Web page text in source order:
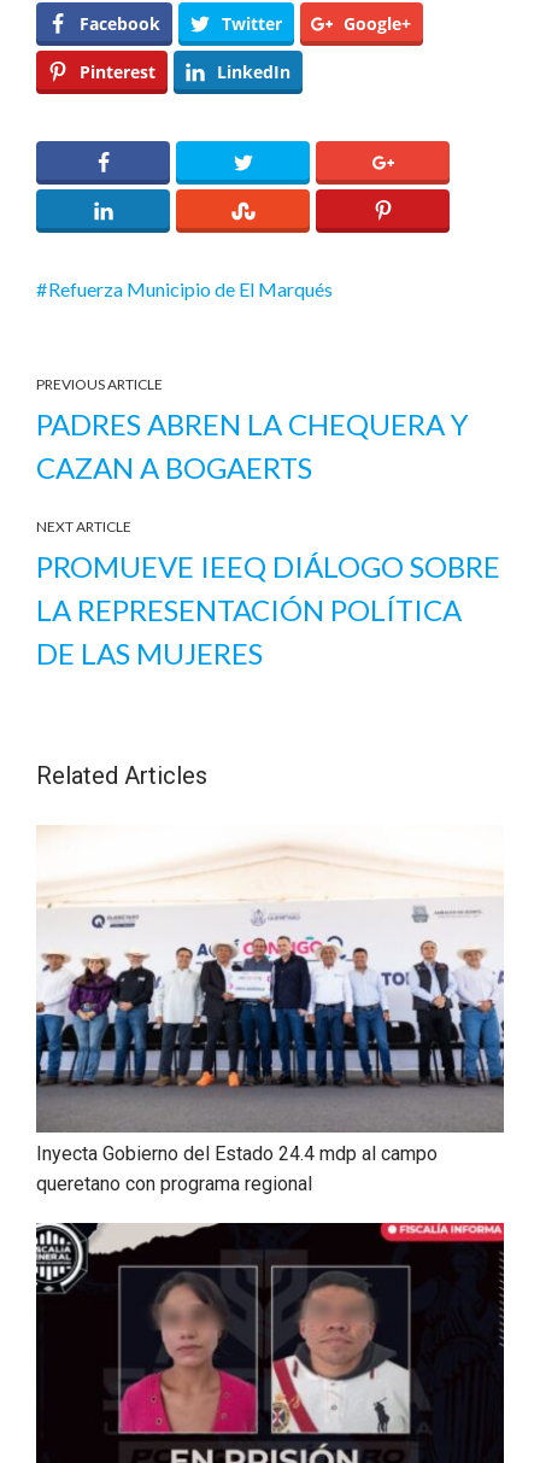
Facebook Twitter Google+
Pinterest LinkedIn
Refuerza Municipio de El Marqués
PREVIOUS ARTICLE
PADRES ABREN LA CHEQUERA Y
CAZAN A BOGAERTS
NEXT ARTICLE
PROMUEVE IEEQ DIÁLOGO SOBRE
LA REPRESENTACIÓN POLÍTICA
DE LAS MUJERES
Related Articles
Inyecta Gobierno del Estado 24.4 mdp al campo
queretano con programa regional